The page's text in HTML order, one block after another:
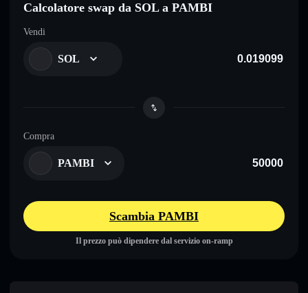
Calcolatore swap da SOL a PAMBI
Vendi
SOL
Compra
PAMBI
Scambia PAMBI
Il prezzo può dipendere dal servizio on-ramp